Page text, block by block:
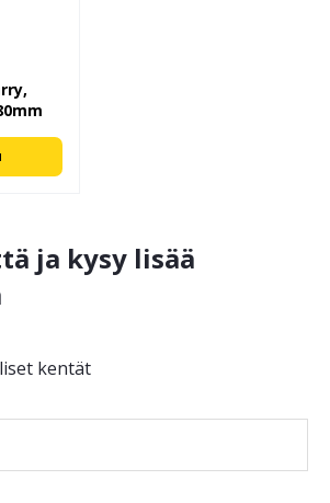
ja kysy lisää
kentät